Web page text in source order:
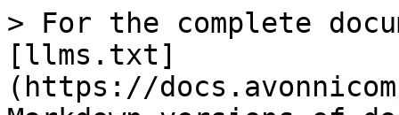
> For the complete
[llms.txt]
(https://